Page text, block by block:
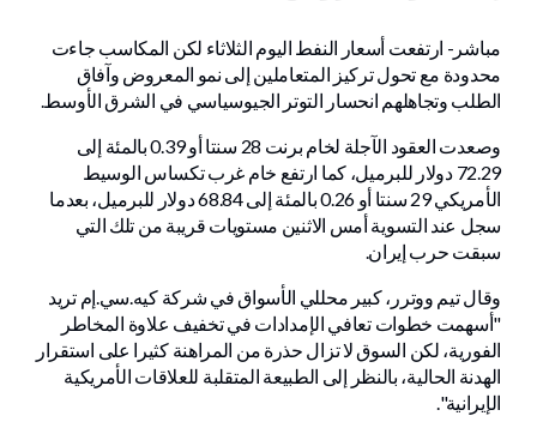
مباشر- ارتفعت أسعار النفط اليوم الثلاثاء لكن المكاسب جاءت
محدودة مع تحول تركيز المتعاملين إلى نمو المعروض وآفاق
الطلب وتجاهلهم انحسار التوتر الجيوسياسي في الشرق الأوسط.
وصعدت العقود الآجلة لخام برنت 28 سنتا أو 0.39 بالمئة إلى
72.29 دولار للبرميل، كما ارتفع خام غرب تكساس الوسيط
الأمريكي 29 سنتا أو 0.26 بالمئة إلى 68.84 دولار للبرميل، بعدما
سجل عند التسوية أمس الاثنين مستويات قريبة من تلك التي
سبقت حرب إيران.
وقال تيم ووترر، كبير محللي الأسواق في شركة كيه.سي.إم تريد
"أسهمت خطوات تعافي الإمدادات في تخفيف علاوة المخاطر
الفورية، لكن السوق لا تزال حذرة من المراهنة كثيرا على استقرار
الهدنة الحالية، بالنظر إلى الطبيعة المتقلبة للعلاقات الأمريكية
الإيرانية".